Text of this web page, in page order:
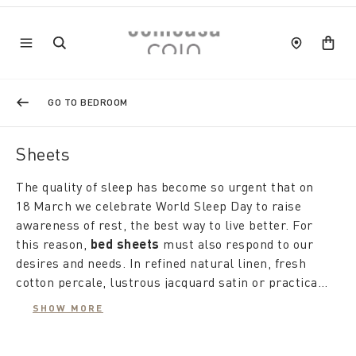
GO TO BEDROOM
Sheets
The quality of sleep has become so urgent that on
18 March we celebrate World Sleep Day to raise
awareness of rest, the best way to live better. For
this reason, bed sheets must also respond to our
desires and needs. In refined natural linen, fresh
cotton percale, lustrous jacquard satin or practical
soft jersey, Coincasa
Printed, yarn-dyed, brought up to date by washed
SHOW MORE